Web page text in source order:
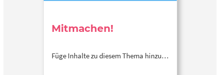
Mitmachen!
Füge Inhalte zu diesem Thema hinzu…